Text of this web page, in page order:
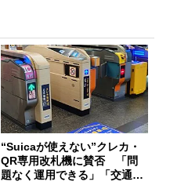
“Suicaが使えない”クレカ・
QR専用改札機に賛否 「問
題なく運用できる」「交通系I